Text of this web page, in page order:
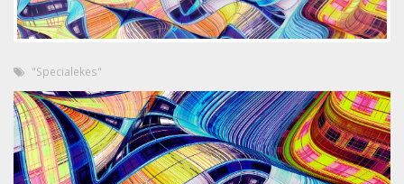
"Specialekes"